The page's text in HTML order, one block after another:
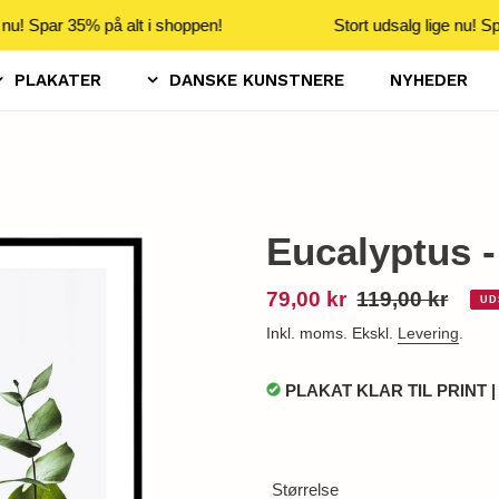
Spar 35% på alt i shoppen! Stort udsalg lige nu!
PLAKATER DANSKE KUNSTNERE NYHEDER
Eucalyptus
Udsalgspris
79,00 kr Normalpris
119,00 kr
Inkl. moms. Ekskl. Levering.
PLAKAT KLAR TIL PRINT |
Størrelse